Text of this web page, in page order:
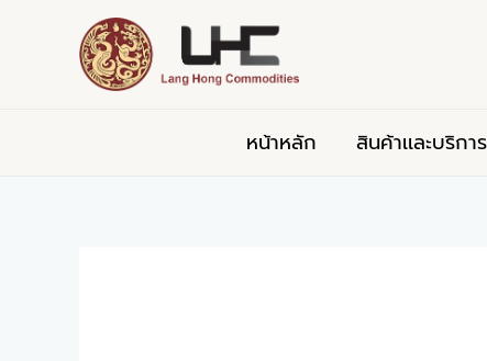
หน้าหลัก สินค้าเเละบริการ
navigation